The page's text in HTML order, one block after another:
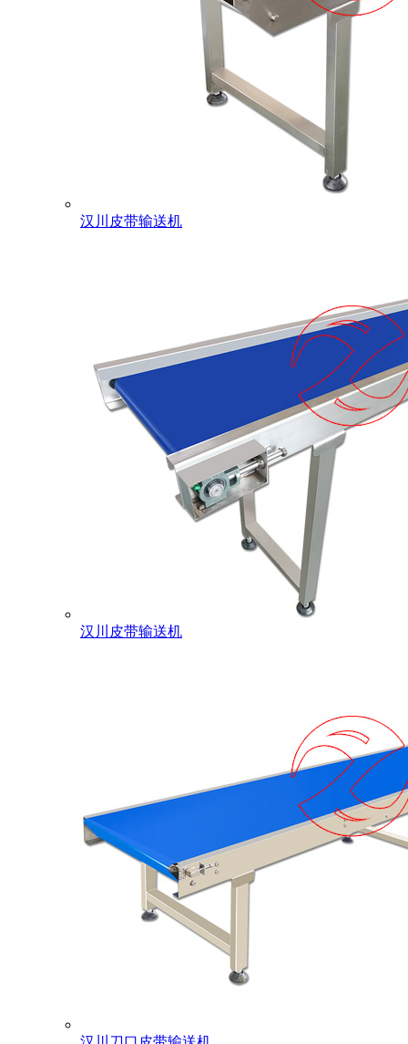
汉川皮带输送机
汉川皮带输送机